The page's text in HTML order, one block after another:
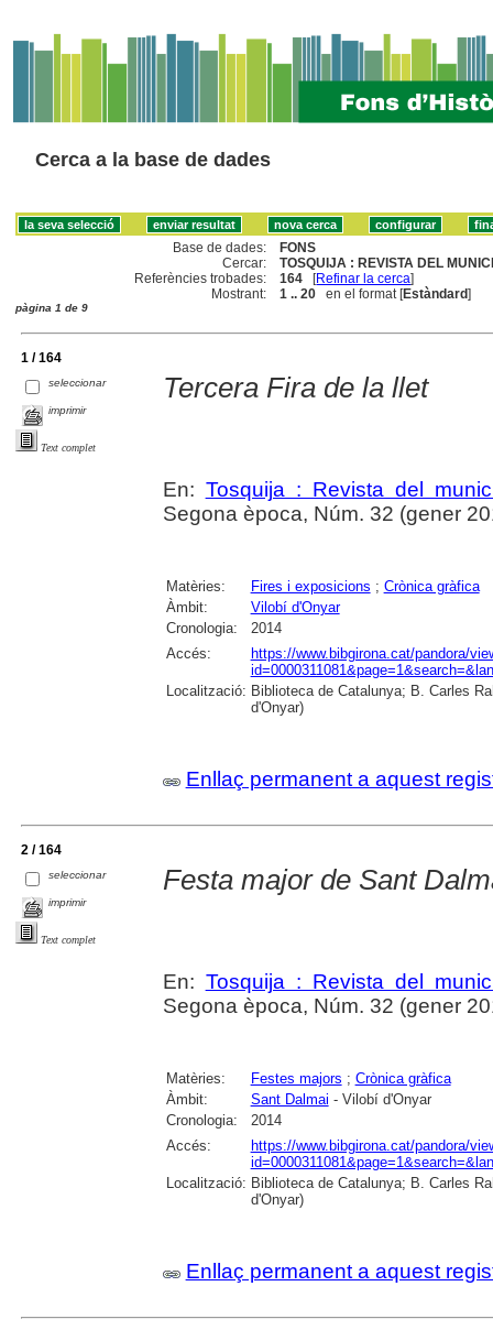
Cerca a la base de dades
Base de dades:
FONS
Cercar:
TOSQUIJA : REVISTA DEL
Referències trobades:
164 [Refinar la cerca]
Mostrant:
1 .. 20 en el format [Estàndard]
pàgina 1 de 9
1 / 164
seleccionar
imprimir
Text complet
Tercera Fira de la llet
En: Tosquija : Revista del
Segona època, Núm. 32 (gener
Matèries: Fires i exposicions ; Crònica gràfica
Àmbit:
Vilobí d'Onyar
Cronologia:
2014
Accés:
https://www.bibgirona.cat/pandora/
Localització: Biblioteca de Catalunya; B. Carles
d'Onyar)
Enllaç permanent a aquest
2 / 164
seleccionar
imprimir
Text complet
Festa major de Sant
En: Tosquija : Revista del
Segona època, Núm. 32 (gener
Matèries: Festes majors ; Crònica gràfica
Àmbit:
Sant Dalmai - Vilobí d'Onyar
Cronologia:
2014
Accés:
https://www.bibgirona.cat/pandora/
Localització: Biblioteca de Catalunya; B. Carles
d'Onyar)
Enllaç permanent a aquest